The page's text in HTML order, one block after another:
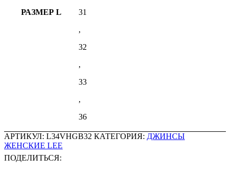
РАЗМЕР L
31
,
32
,
33
,
36
АРТИКУЛ: L34VHGB32 КАТЕГОРИЯ: ДЖИНСЫ
ЖЕНСКИЕ LEE
ПОДЕЛИТЬСЯ: